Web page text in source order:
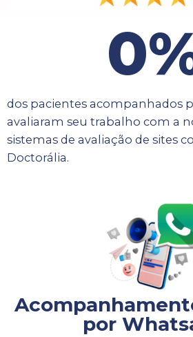
0
dos pacientes acompanhados
avaliaram seu trabalho com a
sistemas de avaliação de sites
Doctorália.
por